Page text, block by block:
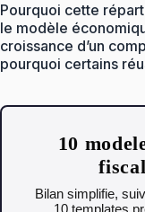
Pourquoi cette
le modèle
croissance d’un
pourquoi certains
10
Bilan simplifie,